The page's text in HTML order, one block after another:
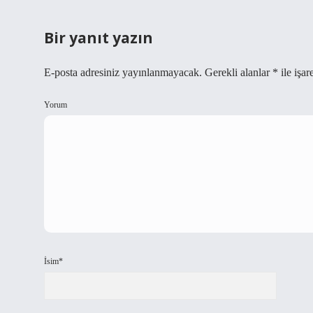
Bir yanıt yazın
E-posta adresiniz yayınlanmayacak. Gerekli alanlar * ile
Yorum
İsim*